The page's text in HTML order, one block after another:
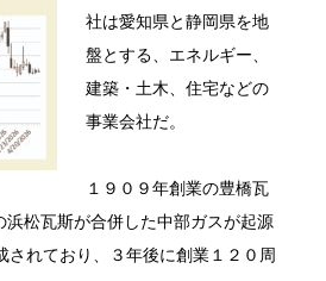
社は愛知県と静岡県を地
盤とする、エネルギー、
建築・土木、住宅などの
事業会社だ。
１９０９年創業の豊橋瓦
浜松瓦斯が合併した中部ガスが起源
されており、３年後に創業１２０周